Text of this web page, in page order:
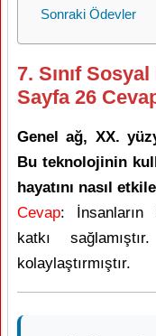
Sonraki Ödevler
7. Sınıf
Sayfa 26
Genel ağ, XX.
Bu teknolojinin
hayatını nasıl
Cevap: İnsanların
katkı
kolaylaştırmıştır.